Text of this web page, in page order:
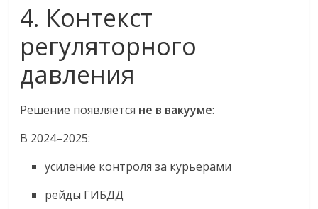
4. Контекст
регуляторного
давления
Решение появляется не в вакууме:
В 2024–2025:
усиление контроля за курьерами
рейды ГИБДД